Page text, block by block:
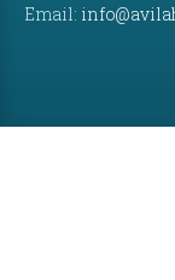
Email: